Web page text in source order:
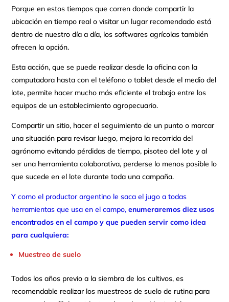
Porque en estos tiempos que corren donde compartir la
ubicación en tiempo real o visitar un lugar recomendado está
dentro de nuestro día a día, los softwares agrícolas también
ofrecen la opción.
Esta acción, que se puede realizar desde la oficina con la
computadora hasta con el teléfono o tablet desde el medio del
lote, permite hacer mucho más eficiente el trabajo entre los
equipos de un establecimiento agropecuario.
Compartir un sitio, hacer el seguimiento de un punto o marcar
una situación para revisar luego, mejora la recorrida del
agrónomo evitando pérdidas de tiempo, pisoteo del lote y al
ser una herramienta colaborativa, perderse lo menos posible lo
que sucede en el lote durante toda una campaña.
Y como el productor argentino le saca el jugo a todas
herramientas que usa en el campo,enumeraremos diez usos
encontrados en el campo y que pueden servir como idea
para cualquiera:
Muestreo de suelo
Todos los años previo a la siembra de los cultivos, es
recomendable realizar los muestreos de suelo de rutina para